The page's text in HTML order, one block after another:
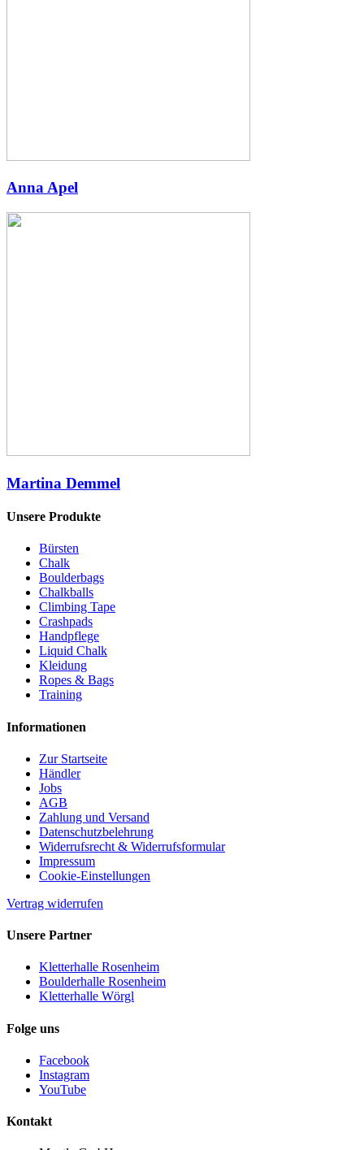
Anna Apel
Martina Demmel
Unsere Produkte
Bürsten
Chalk
Boulderbags
Chalkballs
Climbing Tape
Crashpads
Handpflege
Liquid Chalk
Kleidung
Ropes & Bags
Training
Informationen
Zur Startseite
Händler
Jobs
AGB
Zahlung und Versand
Datenschutzbelehrung
Widerrufsrecht & Widerrufsformular
Impressum
Cookie-Einstellungen
Vertrag widerrufen
Unsere Partner
Kletterhalle Rosenheim
Boulderhalle Rosenheim
Kletterhalle Wörgl
Folge uns
Facebook
Instagram
YouTube
Kontakt